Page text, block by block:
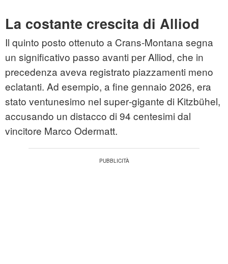
La costante crescita di Alliod
Il quinto posto ottenuto a Crans‑Montana segna
un significativo passo avanti per Alliod, che in
precedenza aveva registrato piazzamenti meno
eclatanti. Ad esempio, a fine gennaio 2026, era
stato ventunesimo nel super‑gigante di Kitzbühel,
accusando un distacco di 94 centesimi dal
vincitore Marco Odermatt.